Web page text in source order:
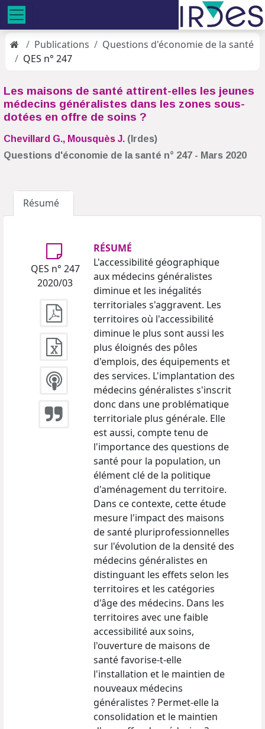
Publications
Questions d'économie de la santé
QES n° 247
Les maisons de santé attirent-elles les jeunes
médecins généralistes dans les zones sous-
dotées en offre de soins ?
Chevillard G., Mousquès J. (Irdes)
Questions d'économie de la santé n° 247 - Mars 2020
Résumé
QES n° 247
2020/03
RÉSUMÉ
L'accessibilité géographique
aux médecins généralistes
diminue et les inégalités
territoriales s'aggravent. Les
territoires où l'accessibilité
diminue le plus sont aussi les
plus éloignés des pôles
d'emplois, des équipements et
des services. L'implantation des
médecins généralistes s'inscrit
donc dans une problématique
territoriale plus générale. Elle
est aussi, compte tenu de
l'importance des questions de
santé pour la population, un
élément clé de la politique
d'aménagement du territoire.
Dans ce contexte, cette étude
mesure l'impact des maisons
de santé pluriprofessionnelles
sur l'évolution de la densité des
médecins généralistes en
distinguant les effets selon les
territoires et les catégories
d'âge des médecins. Dans les
territoires avec une faible
accessibilité aux soins,
l'ouverture de maisons de
santé favorise-t-elle
l'installation et le maintien de
nouveaux médecins
généralistes ? Permet-elle la
consolidation et le maintien